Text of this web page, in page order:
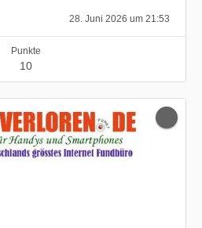
28. Juni 2026 um 21:53
Punkte
10